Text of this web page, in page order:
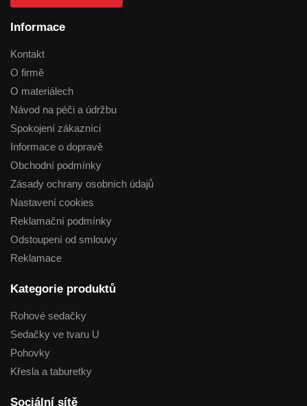
Informace
Kontakt
O firmě
O materiálech
Návod na péči a údržbu
Spokojení zákazníci
Informace o dopravě
Obchodní podmínky
Zásady ochrany osobních údajů
Nastavení cookies
Reklamační podmínky
Odstoupení od smlouvy
Reklamace
Kategorie produktů
Rohové sedačky
Sedačky ve tvaru U
Pohovky
Křesla a taburetky
Sociální sítě